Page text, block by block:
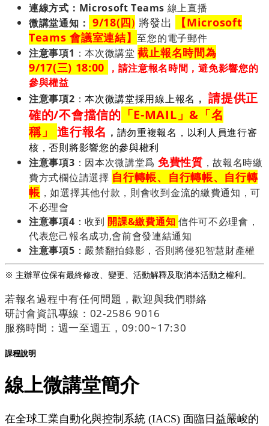
連線方式：Microsoft Teams 線上直播
微講堂通知 ： 9/18(四) 將發出
【Microsoft
Teams 會議室連結】至您的電子郵件
注意事項1 ：本次微講堂截止報名時間為
9/17(三) 18:00
，請注意報名時間，避免影響您的
參與權益
注意事項2 ：本次微講堂採用線上報名 ， 請提供正
確的/不會擋信的 「E-MAIL」&「名
稱」進行報名 ， 請勿重複報名，以利人員進行審
核，否則將影響您的參與權利
注意事項3 ：因本次微講堂爲 免費性質 ，故報名時繳
費方式欄位請選擇 自行轉帳、 自行轉帳、 自行轉
帳 ，如選擇其他付款，則會收到金流的繳費通知，可
不必理會
注意事項4 ：收到 開課&繳費通知 信件可不必理會，
代表您己報名成功,會前會發連結通知
注意事項5 ：嚴禁翻拍錄影，否則將侵犯智慧財產權
※ 主辦單位保有最終修改、變更、活動解釋及取消本活動之權利。
若報名過程中有任何問題，歡迎與我們聯絡
研討會資訊專線：02-2586 9016
服務時間：週一至週五，09:00~17:30
課程說明
線上微講堂簡介
在全球工業自動化與控制系統 (IACS) 面臨日益嚴峻的